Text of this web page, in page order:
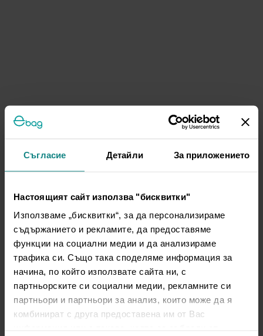
Съгласие Детайли За приложението
Настоящият сайт използва "бисквитки"
Използваме „бисквитки“, за да персонализираме
съдържанието и рекламите, да предоставяме
функции на социални медии и да анализираме
трафика си. Също така споделяме информация за
начина, по който използвате сайта ни, с
партньорските си социални медии, рекламните си
партньори и партньори за анализ, които може да я
комбинират с друга предоставена им от Вас